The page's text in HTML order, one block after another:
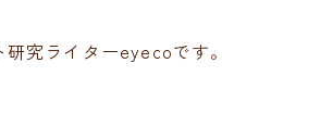
究ライターeyecoです。